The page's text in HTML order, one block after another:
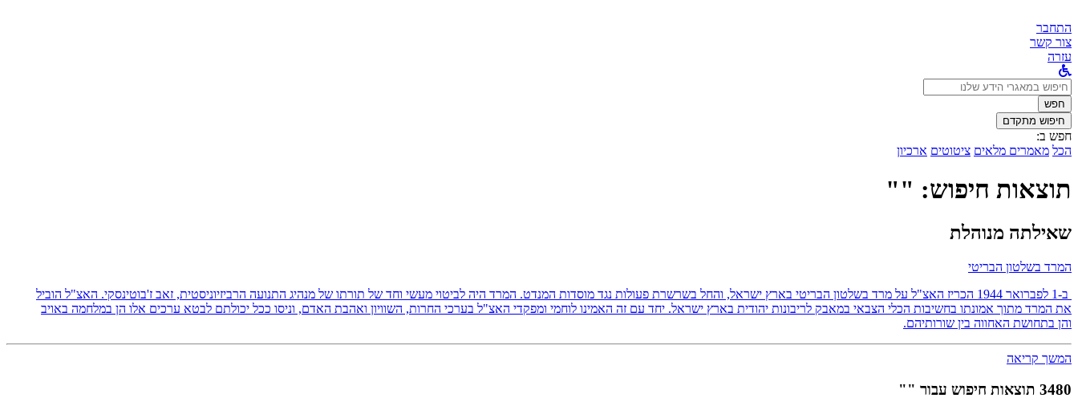
התחבר
צור קשר
עזרה
לחפש
ב:חפש
חיפוש מתקדם
חפש ב:
הכל מאמרים מלאים ציטוטים ארכיון
תוצאות חיפוש: ""
שאילתה מנוהלת
המרד בשלטון הבריטי
ב-1 לפברואר 1944 הכריז האצ"ל על מרד בשלטון הבריטי בארץ ישראל, והחל בשרשרת פעולות נגד מוסדות המנדט. המרד היה לביטוי מעשי וחד של תורתו של מנהיג התנועה הרביזיוניסטית, זאב ז'בוטינסקי. האצ"ל הוביל
את המרד מתוך אמונתו בחשיבות הכלי הצבאי במאבק לריבונות יהודית בארץ ישראל. יחד עם זה האמינו לוחמי ומפקדי האצ"ל בערכי החרות, השוויון ואהבת האדם, וניסו ככל יכולתם לבטא ערכים אלו הן במלחמה באויב
והן בתחושת האחווה בין שורותיהם.
המשך קריאה
3480 תוצאות חיפוש עבור ""